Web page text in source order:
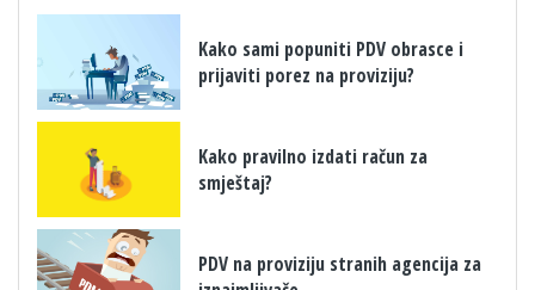
Kako sami popuniti PDV obrasce i
prijaviti porez na proviziju?
Kako pravilno izdati račun za
smještaj?
PDV na proviziju stranih agencija za